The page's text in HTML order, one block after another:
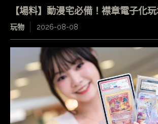
【場料】動漫宅必備！襟章電子化
玩物 2026-08-08